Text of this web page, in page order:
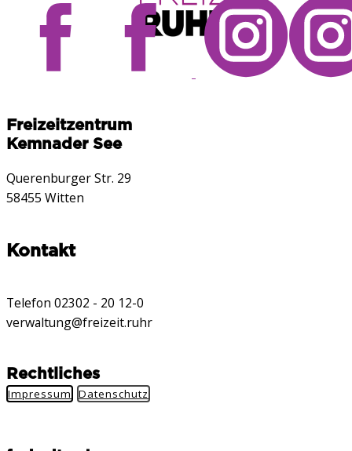
Freizeitzentrum
Kemnader See
Querenburger Str. 29
58455 Witten
Kontakt
Telefon 02302 - 20 12-0
verwaltung@freizeit.ruhr
Rechtliches
Impressum Datenschutz